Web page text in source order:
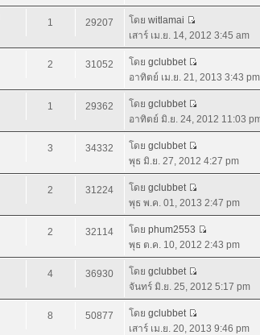
1 29207 โดย witlamai
เสาร์ เม.ย. 14, 2012 3:45 am
2 31052 โดย gclubbet
อาทิตย์ เม.ย. 21, 2013 3:43 pm
1 29362 โดย gclubbet
อาทิตย์ มิ.ย. 24, 2012 11:03
3 34332 โดย gclubbet
พุธ มิ.ย. 27, 2012 4:27 pm
2 31224 โดย gclubbet
พุธ พ.ค. 01, 2013 2:47 pm
2 32114 โดย phum2553
พุธ ต.ค. 10, 2012 2:43 pm
4 36930 โดย gclubbet
จันทร์ มิ.ย. 25, 2012 5:17 pm
8 50877 โดย gclubbet
เสาร์ เม.ย. 20, 2013 9:46 pm